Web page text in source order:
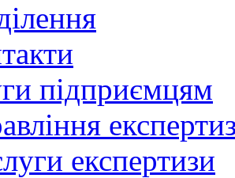
підприємцям
експертизи